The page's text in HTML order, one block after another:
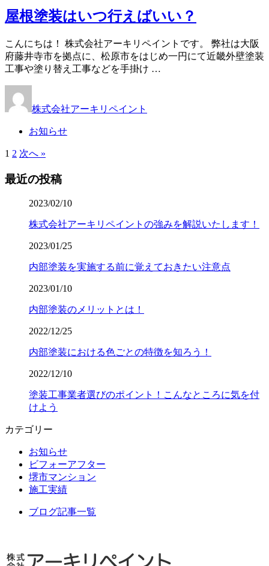
屋根塗装はいつ行えばいい？
こんにちは！ 株式会社アーキリペイントです。 弊社は大阪
府藤井寺市を拠点に、松原市をはじめ一円にて近畿外壁塗装
工事や塗り替え工事などを手掛け …
株式会社アーキリペイント
お知らせ
1 2 次へ »
最近の投稿
2023/02/10
株式会社アーキリペイントの強みを解説いたします！
2023/01/25
内部塗装を実施する前に覚えておきたい注意点
2023/01/10
内部塗装のメリットとは！
2022/12/25
内部塗装における色ごとの特徴を知ろう！
2022/12/10
塗装工事業者選びのポイント！こんなところに気を付
けよう
カテゴリー
お知らせ
ビフォーアフター
堺市マンション
施工実績
ブログ記事一覧